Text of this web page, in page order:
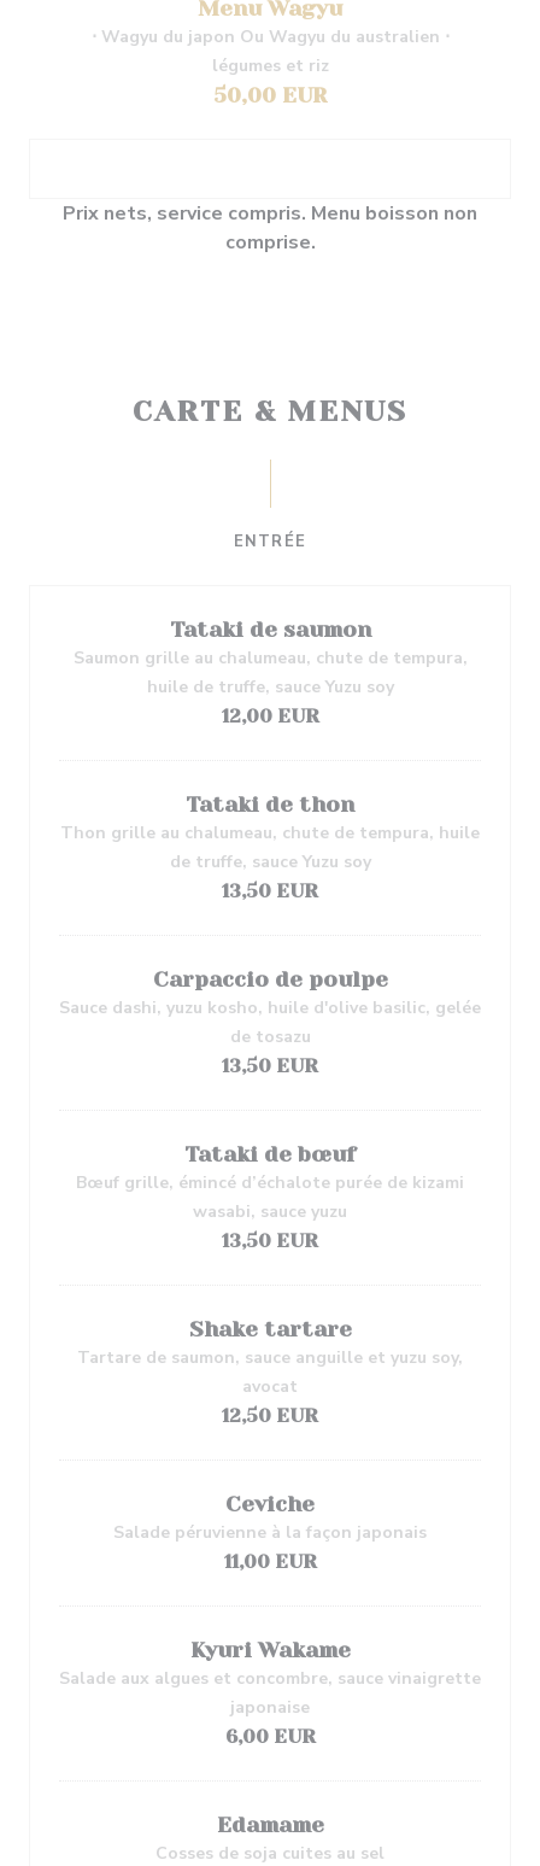
Menu Wagyu
⋅ Wagyu du japon Ou Wagyu du australien ⋅
légumes et riz
50,00 EUR
Prix nets, service compris. Menu boisson non
comprise.
CARTE & MENUS
ENTRÉE
Tataki de saumon
Saumon grille au chalumeau, chute de tempura,
huile de truffe, sauce Yuzu soy
12,00 EUR
Tataki de thon
Thon grille au chalumeau, chute de tempura, huile
de truffe, sauce Yuzu soy
13,50 EUR
Carpaccio de poulpe
Sauce dashi, yuzu kosho, huile d'olive basilic, gelée
de tosazu
13,50 EUR
Tataki de bœuf
Bœuf grille, émincé d’échalote purée de kizami
wasabi, sauce yuzu
13,50 EUR
Shake tartare
Tartare de saumon, sauce anguille et yuzu soy,
avocat
12,50 EUR
Ceviche
Salade péruvienne à la façon japonais
11,00 EUR
Kyuri Wakame
Salade aux algues et concombre, sauce vinaigrette
japonaise
6,00 EUR
Edamame
Cosses de soja cuites au sel